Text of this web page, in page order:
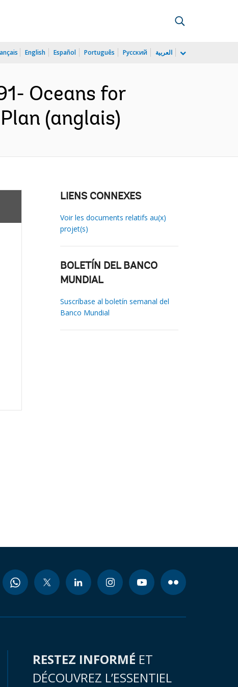
English Español Português Русский العربية
Oceans for
(anglais)
LIENS CONNEXES
Voir les documents relatifs au(x)
projet(s)
BOLETÍN DEL BANCO
MUNDIAL
Suscríbase al boletín semanal del
Banco Mundial
RESTEZ INFORMÉ ET
DÉCOUVREZ L’ESSENTIEL